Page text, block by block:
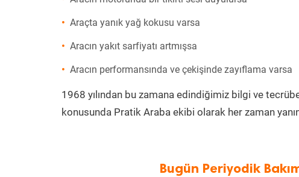
Araçta yanık yağ kokusu varsa
Aracın yakıt sarfiyatı artmışsa
Aracın performansında ve çekişinde zayıflama varsa
1968 yılından bu zamana edindiğimiz bilgi ve
konusunda Pratik Araba ekibi olarak her zaman
Bugün Periyodik